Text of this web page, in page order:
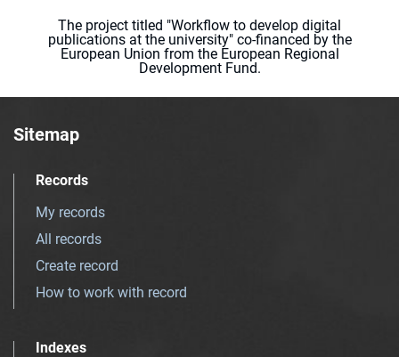
The project titled "Workflow to develop digital
publications at the university" co-financed by the
European Union from the European Regional
Development Fund.
Sitemap
Records
My records
All records
Create record
How to work with record
Indexes